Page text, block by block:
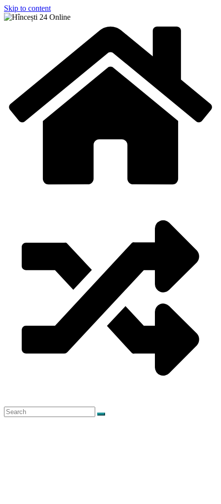
Skip to content